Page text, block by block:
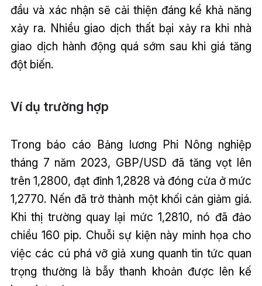
đầu và xác nhận sẽ cải thiện đáng kể khả năng
xảy ra. Nhiều giao dịch thất bại xảy ra khi nhà
giao dịch hành động quá sớm sau khi giá tăng
đột biến.
Ví dụ trường hợp
Trong báo cáo Bảng lương Phi Nông nghiệp
tháng 7 năm 2023, GBP/USD đã tăng vọt lên
trên 1,2800, đạt đỉnh 1,2828 và đóng cửa ở mức
1,2770. Nến đã trở thành một khối cản giảm giá.
Khi thị trường quay lại mức 1,2810, nó đã đảo
chiều 160 pip. Chuỗi sự kiện này minh họa cho
việc các cú phá vỡ giả xung quanh tin tức quan
trọng thường là bẫy thanh khoản được lên kế